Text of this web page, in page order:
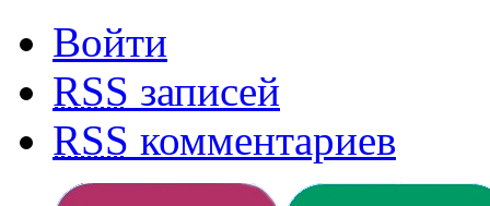
Войти
RSS записей
RSS комментариев